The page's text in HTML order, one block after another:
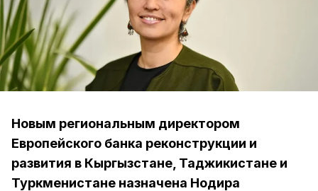
Новым региональным директором
Европейского банка реконструкции и
развития в Кыргызстане, Таджикистане и
Туркменистане назначена Нодира